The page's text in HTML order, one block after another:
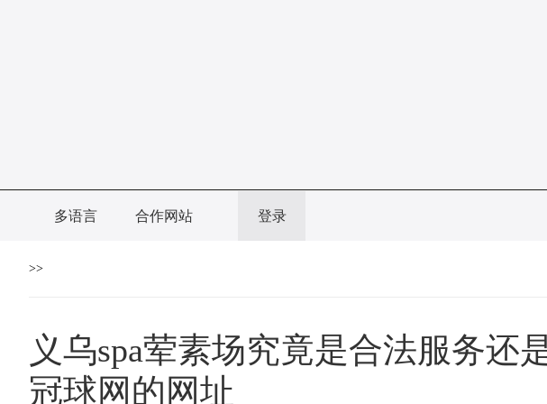
多语言 合作网站 登录
>>
义乌spa荤素场究竟是合法服务还
冠球网的网址